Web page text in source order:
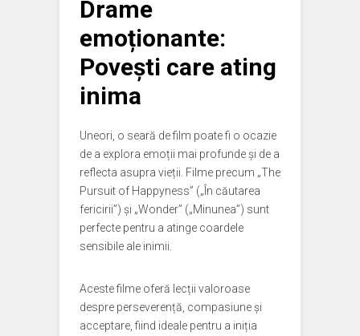
Drame
emoționante:
Povești care ating
inima
Uneori, o seară de film poate fi o ocazie
de a explora emoții mai profunde și de a
reflecta asupra vieții. Filme precum „The
Pursuit of Happyness” („În căutarea
fericirii”) și „Wonder” („Minunea”) sunt
perfecte pentru a atinge coardele
sensibile ale inimii.
Aceste filme oferă lecții valoroase
despre perseverență, compasiune și
acceptare, fiind ideale pentru a iniția